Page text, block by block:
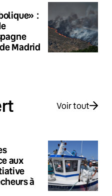
:
Madrid
Voir tout
aux
à